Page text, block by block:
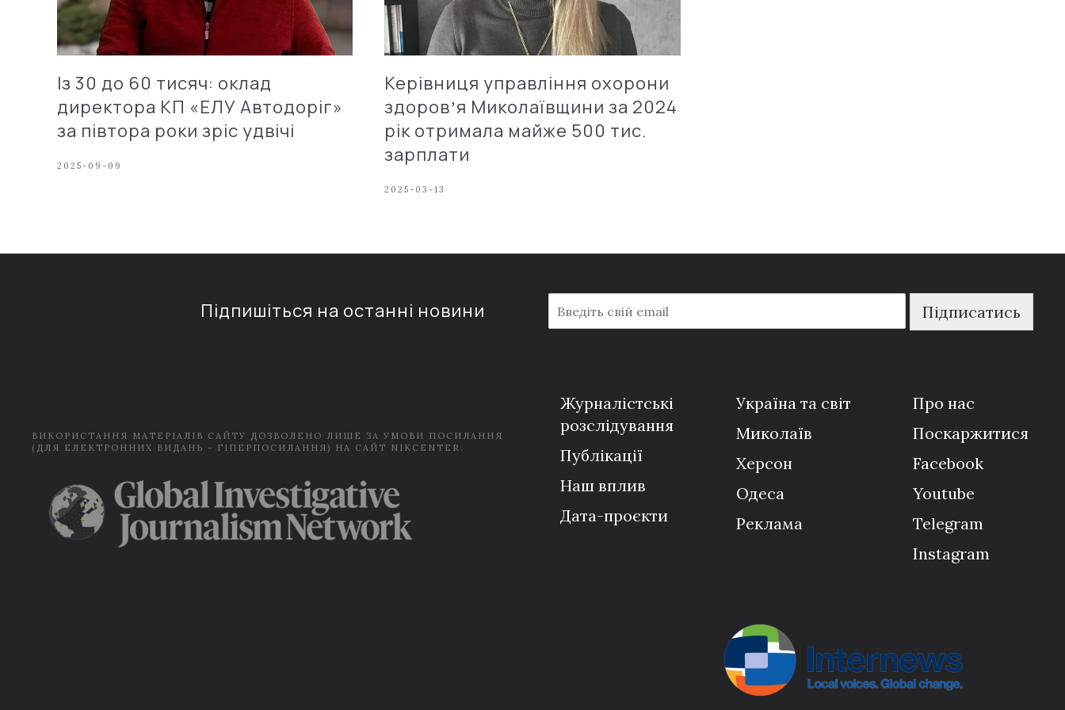
Із 30 до 60 тисяч: оклад
директора КП «ЕЛУ Автодоріг»
за півтора роки зріс удвічі
2025-09-09
Керівниця управління охорони
здоровʼя Миколаївщини за 2024
рік отримала майже 500 тис.
зарплати
2025-03-13
Підпишіться на останні новини
m
a
Підписатись
ВИКОРИСТАННЯ МАТЕРІАЛІВ САЙТУ ДОЗВОЛЕНО ЛИШЕ ЗА УМОВИ ПОСИЛАННЯ
(ДЛЯ ЕЛЕКТРОННИХ ВИДАНЬ - ГІПЕРПОСИЛАННЯ) НА САЙТ NIKCENTER.
Журналістські
розслідування
Публікації
Наш вплив
Дата-проєкти
Україна та світ
Миколаїв
Херсон
Одеса
Реклама
Про нас
Поскаржитися
Facebook
Youtube
Telegram
Instagram